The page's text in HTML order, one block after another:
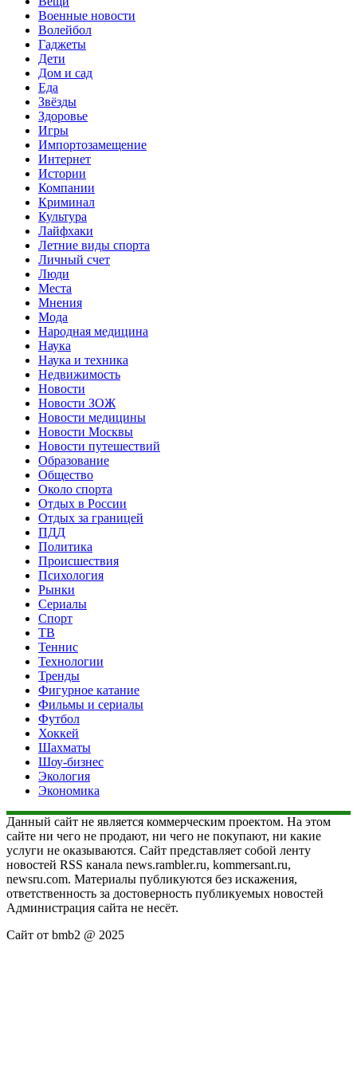
Военные новости
Волейбол
Гаджеты
Дети
Дом и сад
Еда
Звёзды
Здоровье
Игры
Импортозамещение
Интернет
Истории
Компании
Криминал
Культура
Лайфхаки
Летние виды спорта
Личный счет
Люди
Места
Мнения
Мода
Народная медицина
Наука
Наука и техника
Недвижимость
Новости
Новости ЗОЖ
Новости медицины
Новости Москвы
Новости путешествий
Образование
Общество
Около спорта
Отдых в России
Отдых за границей
ПДД
Политика
Происшествия
Психология
Рынки
Сериалы
Спорт
ТВ
Теннис
Технологии
Тренды
Фигурное катание
Фильмы и сериалы
Футбол
Хоккей
Шахматы
Шоу-бизнес
Экология
Экономика
Данный сайт не является коммерческим проектом. На этом
сайте ни чего не продают, ни чего не покупают, ни какие
услуги не оказываются. Сайт представляет собой ленту
новостей RSS канала news.rambler.ru, kommersant.ru,
newsru.com. Материалы публикуются без искажения,
ответственность за достоверность публикуемых новостей
Администрация сайта не несёт.
Сайт от bmb2 @ 2025